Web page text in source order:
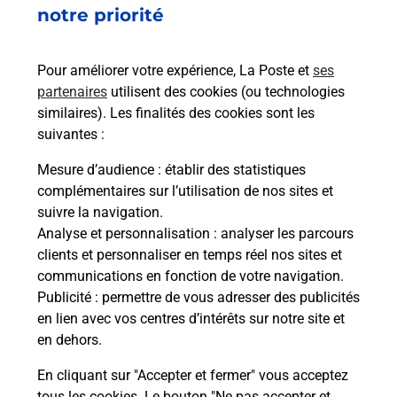
notre priorité
Pour améliorer votre expérience, La Poste et ses
partenaires utilisent des cookies (ou technologies
similaires). Les finalités des cookies sont les
suivantes :
Mesure d’audience : établir des statistiques
complémentaires sur l’utilisation de nos sites et
suivre la navigation.
Analyse et personnalisation : analyser les parcours
clients et personnaliser en temps réel nos sites et
communications en fonction de votre navigation.
Publicité : permettre de vous adresser des publicités
en lien avec vos centres d’intérêts sur notre site et
en dehors.
En cliquant sur "Accepter et fermer" vous acceptez